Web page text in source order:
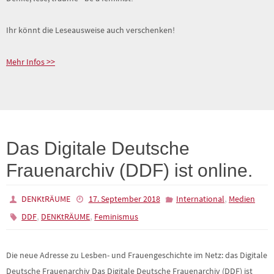
Ihr könnt die Leseausweise auch verschenken!
Mehr Infos >>
Das Digitale Deutsche
Frauenarchiv (DDF) ist online.
DENKtRÄUME 17. September 2018 International, Medien
DDF, DENKtRÄUME, Feminismus
Die neue Adresse zu Lesben- und Frauengeschichte im Netz: das Digitale
Deutsche Frauenarchiv Das Digitale Deutsche Frauenarchiv (DDF) ist